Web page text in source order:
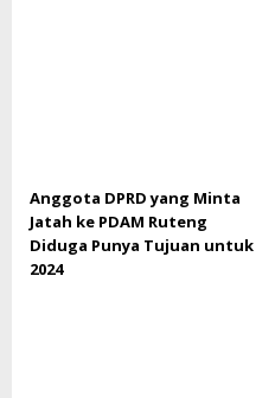
Anggota DPRD yang Minta
Jatah ke PDAM Ruteng
Diduga Punya Tujuan untuk
2024